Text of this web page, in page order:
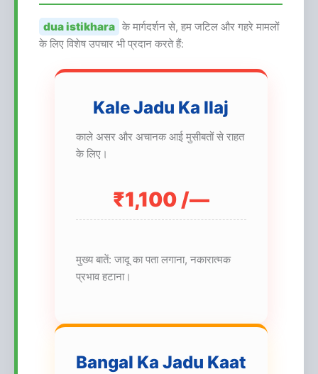
dua istikhara के मार्गदर्शन से, हम जटिल और गहरे मामलों
के लिए विशेष उपचार भी प्रदान करते हैं:
Kale Jadu Ka Ilaj
काले असर और अचानक आई मुसीबतों से राहत
के लिए।
₹1,100 /—
मुख्य बातें: जादू का पता लगाना, नकारात्मक
प्रभाव हटाना।
Bangal Ka Jadu Kaat